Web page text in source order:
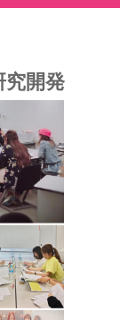
開発